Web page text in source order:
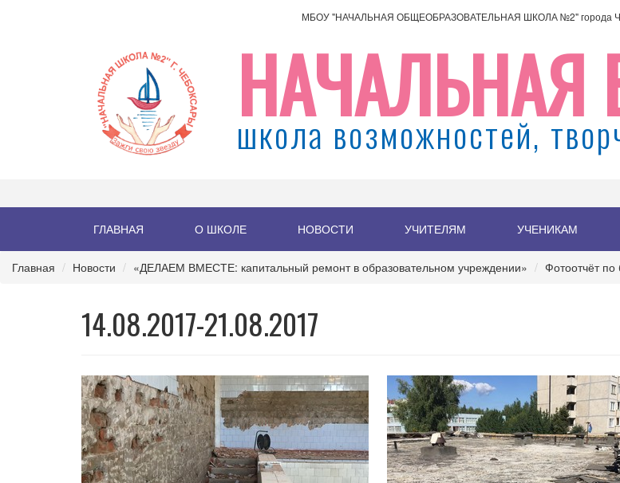
МБОУ "НАЧАЛЬНАЯ ОБЩЕОБРАЗОВАТЕЛЬНАЯ ШКОЛА №2" города
НАЧАЛЬНАЯ
школа возможностей,
ГЛАВНАЯ О ШКОЛЕ НОВОСТИ УЧИТЕЛЯМ УЧЕНИКАМ
Главная Новости «ДЕЛАЕМ ВМЕСТЕ: капитальный ремонт в образовательном учреждении» Фотоотчёт по
14.08.2017-21.08.2017